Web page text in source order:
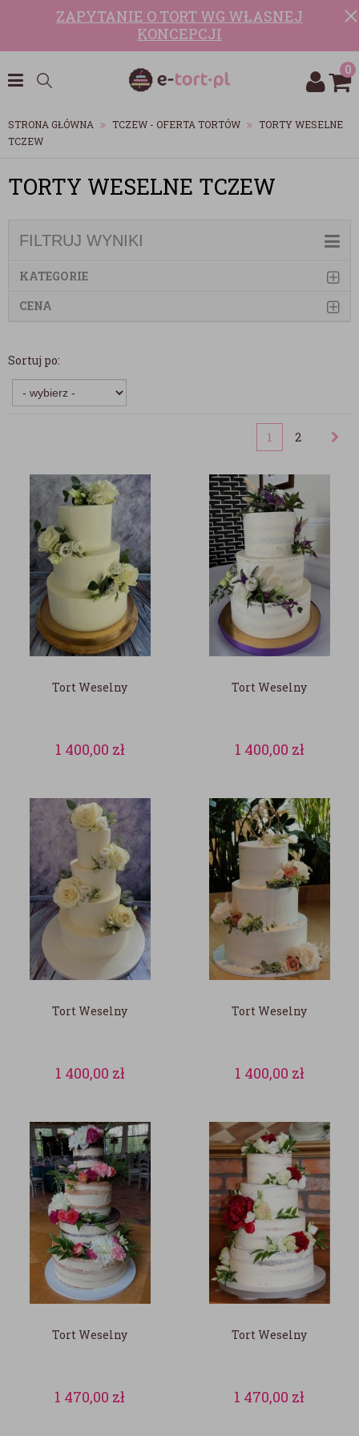
ZAPYTANIE O TORT WG WŁASNEJ
KONCEPCJI
0
STRONA GŁÓWNA TCZEW - OFERTA TORTÓW
TORTY WESELNE
TCZEW
TORTY WESELNE TCZEW
FILTRUJ WYNIKI
KATEGORIE
CENA
Sortuj po:
1 2
Tort Weselny
1 400,00 zł
Tort Weselny
1 400,00 zł
Tort Weselny
1 400,00 zł
Tort Weselny
1 400,00 zł
Tort Weselny
1 470,00 zł
Tort Weselny
1 470,00 zł